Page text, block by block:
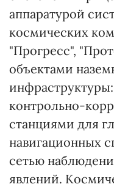
аппаратурой
космических
"Прогресс",
объектами
контрольно-
станциями для
навигационных
сетью
явлений.